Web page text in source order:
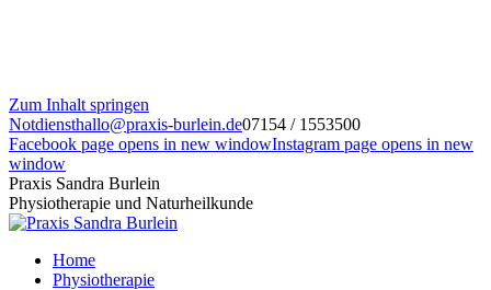
Zum Inhalt springen
Notdiensthallo@praxis-burlein.de07154 / 1553500
Facebook page opens in new windowInstagram page opens in new
window
Praxis Sandra Burlein
Physiotherapie und Naturheilkunde
Home
Physiotherapie